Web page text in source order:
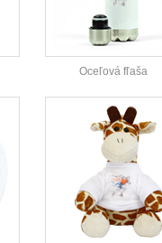
Oceľová fľaša